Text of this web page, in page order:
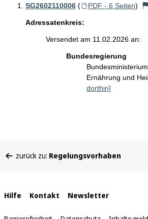
SG2602110006 ( PDF - 6 Seiten)
Adressatenkreis:
Versendet am 11.02.2026 an:
Bundesregierung
Ernährung und
dorthin]
befinden
zurück zu: Regelungsvorhaben
Interne
Links
Hilfe Kontakt Newsletter